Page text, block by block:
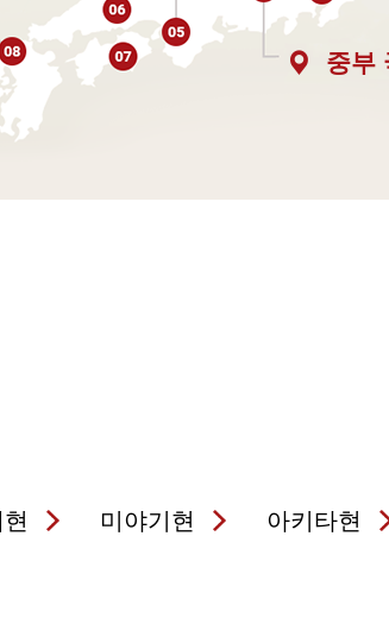
중부
미야기현 아키타현